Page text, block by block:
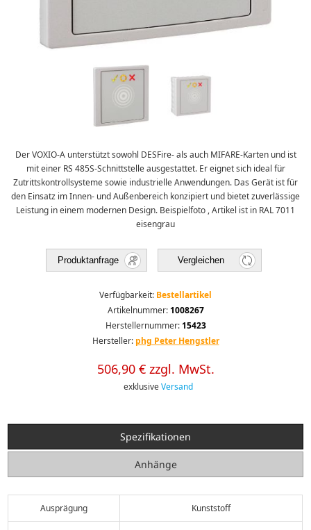
Der VOXIO-A unterstützt sowohl DESFire- als auch MIFARE-Karten und ist
mit einer RS 485S-Schnittstelle ausgestattet. Er eignet sich ideal für
Zutrittskontrollsysteme sowie industrielle Anwendungen. Das Gerät ist für
den Einsatz im Innen- und Außenbereich konzipiert und bietet zuverlässige
Leistung in einem modernen Design. Beispielfoto , Artikel ist in RAL 7011
eisengrau
Produktanfrage Vergleichen
Verfügbarkeit: Bestellartikel
Artikelnummer: 1008267
Herstellernummer: 15423
Hersteller: phg Peter Hengstler
506,90 € zzgl. MwSt.
exklusiveVersand
Spezifikationen
Anhänge
Ausprägung Kunststoff